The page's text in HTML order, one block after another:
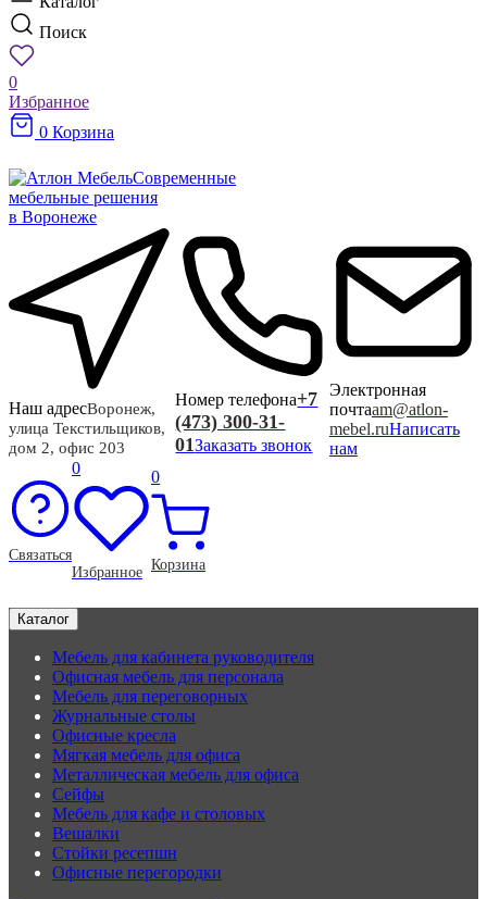
Поиск
0
Избранное
0 Корзина
Современные
мебельные решения
в Воронеже
Наш адресВоронеж,
улица Текстильщиков,
дом 2, офис 203
Номер телефона+7
(473) 300-31-
01Заказать звонок
Электронная
почтаam@atlon-
mebel.ruНаписать
нам
Связаться
0
Избранное
0
Корзина
Каталог
Мебель для кабинета руководителя
Офисная мебель для персонала
Мебель для переговорных
Журнальные столы
Офисные кресла
Мягкая мебель для офиса
Металлическая мебель для офиса
Сейфы
Мебель для кафе и столовых
Вешалки
Стойки ресепшн
Офисные перегородки